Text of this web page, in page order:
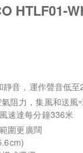
HTLF01-
音，運作聲音低至
阻力，集風和送風
速達每分鐘336米
圍更廣闊